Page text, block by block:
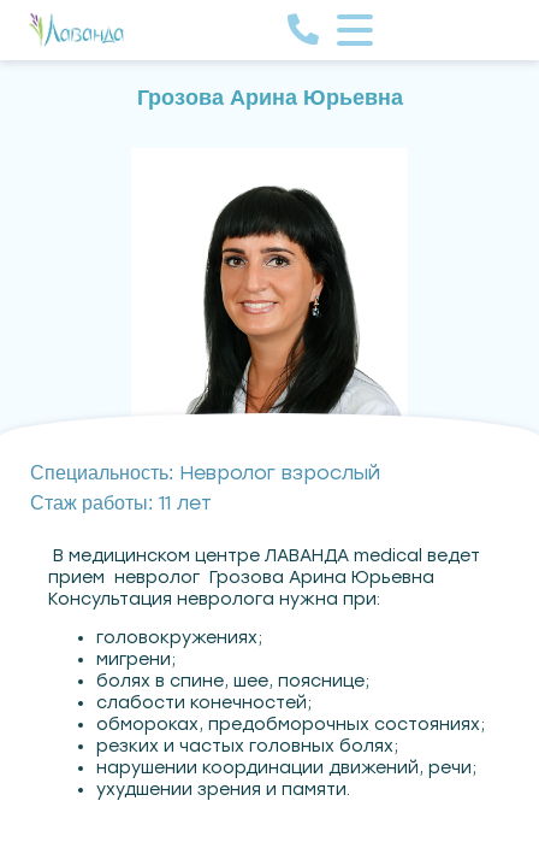
Грозова Арина Юрьевна
Специальность: Невролог взрослый
Стаж работы: 11 лет
В медицинском центре ЛАВАНДА medical ведет
прием невролог Грозова Арина Юрьевна
Консультация невролога нужна при:
головокружениях;
мигрени;
болях в спине, шее, пояснице;
слабости конечностей;
обмороках, предобморочных состояниях;
резких и частых головных болях;
нарушении координации движений, речи;
ухудшении зрения и памяти.